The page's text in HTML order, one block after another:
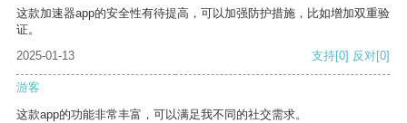
这款加速器app的安全性有待提高，可以加强防护措施，比如增加双重验
证。
2025-01-13
支持[0] 反对[0]
游客
这款app的功能非常丰富，可以满足我不同的社交需求。